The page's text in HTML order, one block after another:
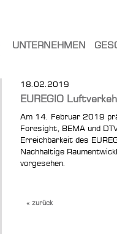
UNTERNEHMEN
18.02.2019
EUREGIO
Am 14. Februar 2019
Foresight, BEMA und
Erreichbarkeit des
Nachhaltige
vorgesehen.
« zurück